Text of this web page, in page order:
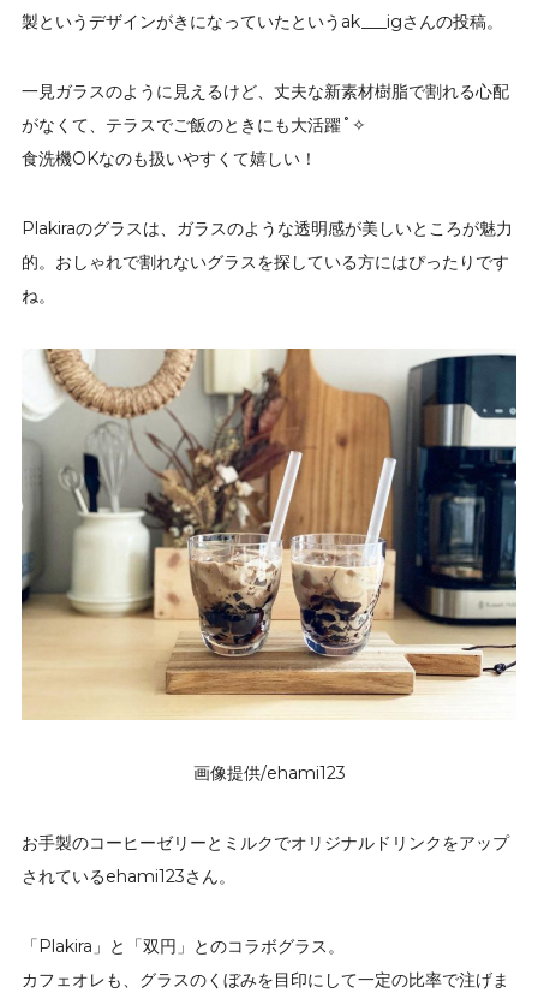
製というデザインがきになっていたというak___igさんの投稿。
一見ガラスのように見えるけど、丈夫な新素材樹脂で割れる心配
がなくて、テラスでご飯のときにも大活躍˚✧
食洗機OKなのも扱いやすくて嬉しい！
Plakiraのグラスは、ガラスのような透明感が美しいところが魅力
的。おしゃれで割れないグラスを探している方にはぴったりです
ね。
画像提供/ehami123
お手製のコーヒーゼリーとミルクでオリジナルドリンクをアップ
されているehami123さん。
「Plakira」と「双円」とのコラボグラス。
カフェオレも、グラスのくぼみを目印にして一定の比率で注げま